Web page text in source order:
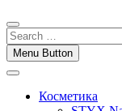
Menu Button
Косметика